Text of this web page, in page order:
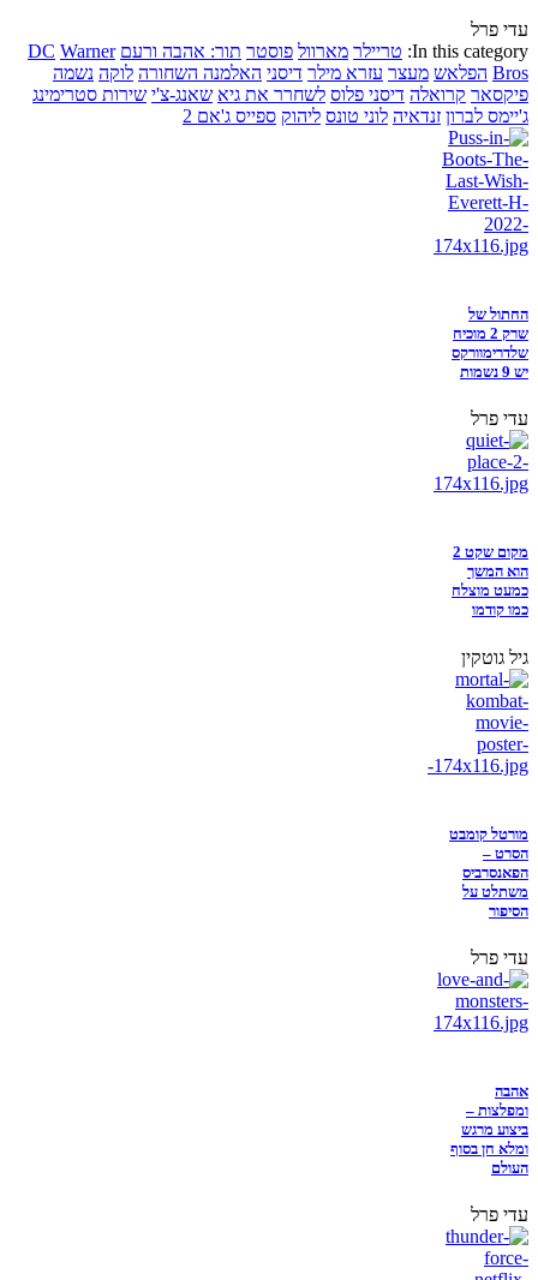
עדי פרל
In this category: טריילר מארוול פוסטר תור: אהבה ורעם DC Warner
Bros הפלאש מעצר עזרא מילר דיסני האלמנה השחורה לוקה נשמה
פיקסאר קרואלה דיסני פלוס לשחרר את גיא שאנג-צ'י שירות סטרימינג
ג'יימס לברון זנדאיה לוני טונס ליהוק ספייס ג'אם 2
החתול של
שרק 2 מוכיח
שלדרימוורקס
יש 9 נשמות
עדי פרל
מקום שקט 2
הוא המשך
כמעט מוצלח
כמו קודמו
גיל גוטקין
מורטל קומבט
הסרט –
הפאנסרביס
משתלט על
הסיפור
עדי פרל
אהבה
ומפלצות –
ביצוע מרגש
ומלא חן בסוף
העולם
עדי פרל